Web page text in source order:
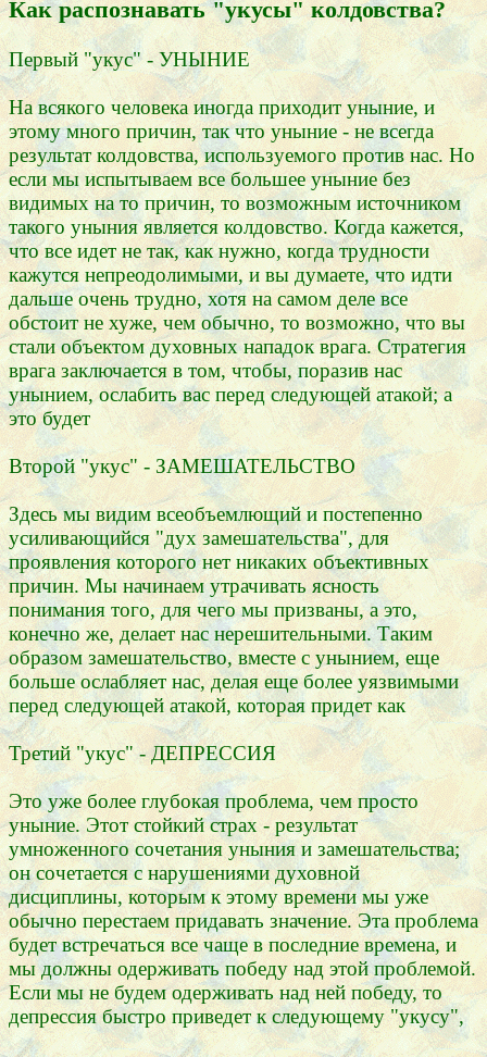
Как распознавать "укусы" колдовства?
Первый "укус" - УНЫНИЕ
На всякого человека иногда приходит уныние, и
этому много причин, так что уныние - не всегда
результат колдовства, используемого против нас. Но
если мы испытываем все большее уныние без
видимых на то причин, то возможным источником
такого уныния является колдовство. Когда кажется,
что все идет не так, как нужно, когда трудности
кажутся непреодолимыми, и вы думаете, что идти
дальше очень трудно, хотя на самом деле все
обстоит не хуже, чем обычно, то возможно, что вы
стали объектом духовных нападок врага. Стратегия
врага заключается в том, чтобы, поразив нас
унынием, ослабить вас перед следующей атакой; а
это будет
Второй "укус" - ЗАМЕШАТЕЛЬСТВО
Здесь мы видим всеобъемлющий и постепенно
усиливающийся "дух замешательства", для
проявления которого нет никаких объективных
причин. Мы начинаем утрачивать ясность
понимания того, для чего мы призваны, а это,
конечно же, делает нас нерешительными. Таким
образом замешательство, вместе с унынием, еще
больше ослабляет нас, делая еще более уязвимыми
перед следующей атакой, которая придет как
Третий "укус" - ДЕПРЕССИЯ
Это уже более глубокая проблема, чем просто
уныние. Этот стойкий страх - результат
умноженного сочетания уныния и замешательства;
он сочетается с нарушениями духовной
дисциплины, которым к этому времени мы уже
обычно перестаем придавать значение. Эта проблема
будет встречаться все чаще в последние времена, и
мы должны одерживать победу над этой проблемой.
Если мы не будем одерживать над ней победу, то
депрессия быстро приведет к следующему "укусу",